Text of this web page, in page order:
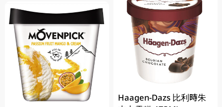
Haagen-Dazs 比利時朱